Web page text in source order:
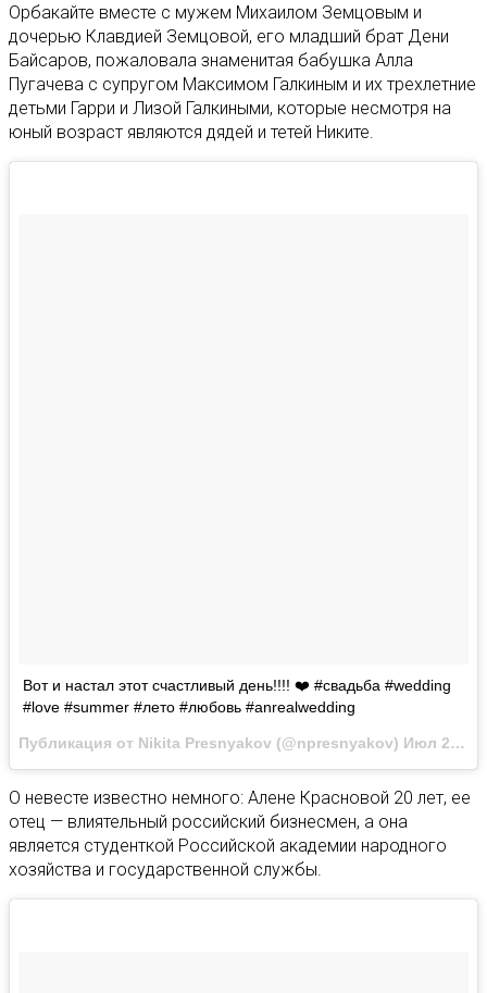
Орбакайте вместе с мужем Михаилом Земцовым и
дочерью Клавдией Земцовой, его младший брат Дени
Байсаров, пожаловала знаменитая бабушка Алла
Пугачева с супругом Максимом Галкиным и их трехлетние
детьми Гарри и Лизой Галкиными, которые несмотря на
юный возраст являются дядей и тетей Никите.
Вот и настал этот счастливый день!!!! ❤️ #свадьба #wedding
#love #summer #лето #любовь #anrealwedding
Публикация от Nikita Presnyakov (@npresnyakov) Июл 27 2017 в 5:08 PDT
О невесте известно немного: Алене Красновой 20 лет, ее
отец — влиятельный российский бизнесмен, а она
является студенткой Российской академии народного
хозяйства и государственной службы.